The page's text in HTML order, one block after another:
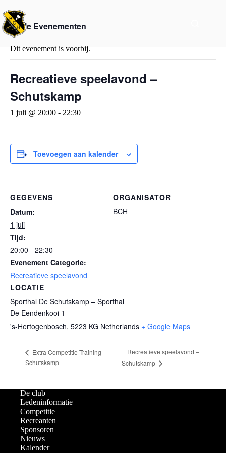
« Alle Evenementen
Dit evenement is voorbij.
Recreatieve speelavond –
Schutskamp
1 juli @ 20:00 - 22:30
Toevoegen aan kalender
GEGEVENS
Datum:
1 juli
Tijd:
20:00 - 22:30
Evenement Categorie:
Recreatieve speelavond
LOCATIE
Sporthal De Schutskamp – Sporthal
De Eendenkooi 1
's-Hertogenbosch, 5223 KG Netherlands + Google Maps
ORGANISATOR
BCH
Extra Competitie Training –
Schutskamp
Recreatieve speelavond –
Schutskamp
De club
Ledeninformatie
Competitie
Recreanten
Sponsoren
Nieuws
Kalender